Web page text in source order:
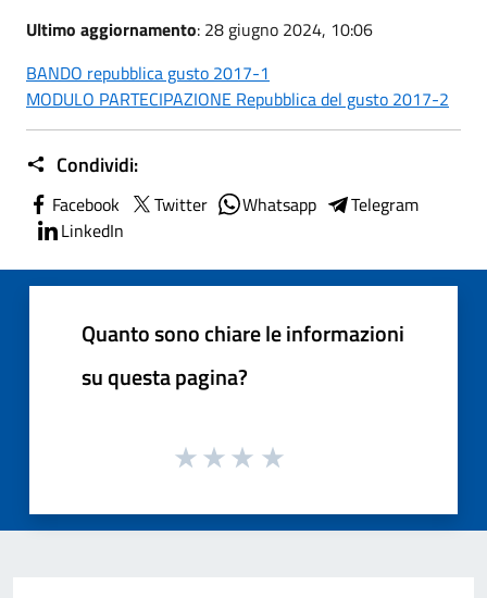
Ultimo aggiornamento: 28 giugno 2024, 10:06
BANDO repubblica gusto 2017-1
MODULO PARTECIPAZIONE Repubblica del gusto 2017-2
Condividi:
Facebook Twitter Whatsapp
Telegram
LinkedIn
Quanto sono chiare le informazioni
su questa pagina?